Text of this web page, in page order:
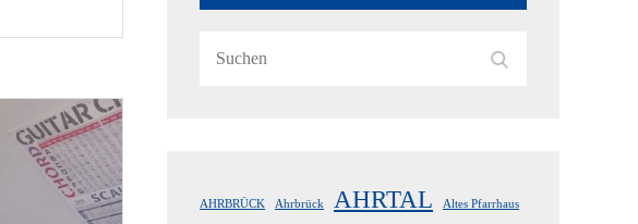
AHRBRÜCK Ahrbrück AHRTAL Altes Pfarrhaus